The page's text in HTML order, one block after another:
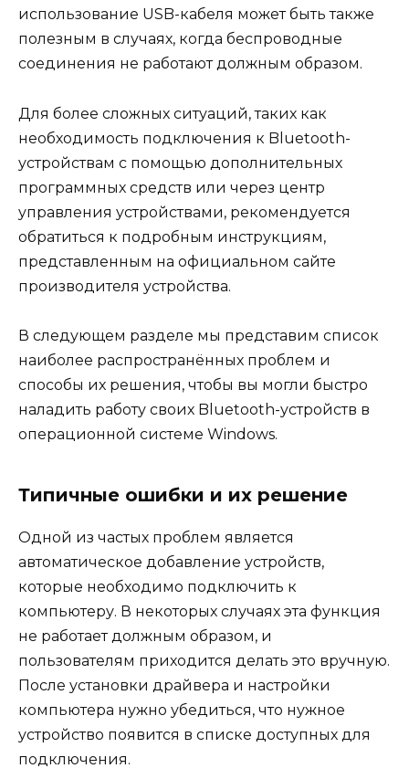
использование USB-кабеля может быть также
полезным в случаях, когда беспроводные
соединения не работают должным образом.
Для более сложных ситуаций, таких как
необходимость подключения к Bluetooth-
устройствам с помощью дополнительных
программных средств или через центр
управления устройствами, рекомендуется
обратиться к подробным инструкциям,
представленным на официальном сайте
производителя устройства.
В следующем разделе мы представим список
наиболее распространённых проблем и
способы их решения, чтобы вы могли быстро
наладить работу своих Bluetooth-устройств в
операционной системе Windows.
Типичные ошибки и их решение
Одной из частых проблем является
автоматическое добавление устройств,
которые необходимо подключить к
компьютеру. В некоторых случаях эта функция
не работает должным образом, и
пользователям приходится делать это вручную.
После установки драйвера и настройки
компьютера нужно убедиться, что нужное
устройство появится в списке доступных для
подключения.